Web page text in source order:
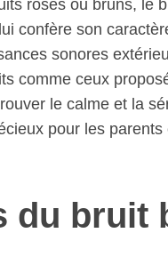
roses ou bruns, le
confère son
sonores
comme ceux
le calme et la
pour les
du bruit